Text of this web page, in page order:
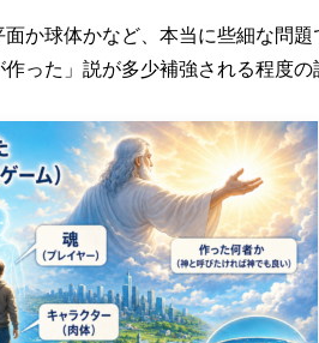
か球体かなど、本当に些細な問
った」説が多少補強される程度の